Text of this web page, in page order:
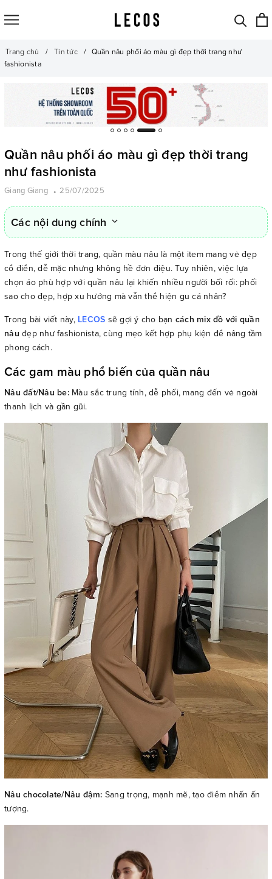
Trang chủ Tin tức
Quần nâu phối áo màu gì đẹp thời trang như
fashionista
Quần nâu phối áo màu gì đẹp thời trang
như fashionista
Giang Giang 25/07/2025
Các nội dung chính
Trong thế giới thời trang, quần màu nâu là một item mang vẻ đẹp
cổ điển, dễ mặc nhưng không hề đơn điệu. Tuy nhiên, việc lựa
chọn áo phù hợp với quần nâu lại khiến nhiều người bối rối: phối
sao cho đẹp, hợp xu hướng mà vẫn thể hiện gu cá nhân?
Trong bài viết này, LECOS sẽ gợi ý cho bạn cách mix đồ với quần
nâu đẹp như fashionista, cùng mẹo kết hợp phụ kiện để nâng tầm
phong cách.
Các gam màu phổ biến của quần nâu
Nâu đất/Nâu be: Màu sắc trung tính, dễ phối, mang đến vẻ ngoài
thanh lịch và gần gũi.
Nâu chocolate/Nâu đậm: Sang trọng, mạnh mẽ, tạo điểm nhấn ấn
tượng.